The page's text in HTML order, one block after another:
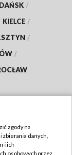
/
KIELCE /
/
/
zgody na
zbierania danych,
i ich
osobowych przez